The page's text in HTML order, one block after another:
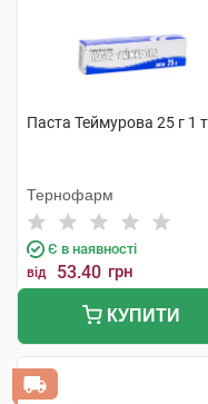
Паста Теймурова 25 г 1
Тернофарм
Є в наявності
від 53.40 грн
КУПИТИ